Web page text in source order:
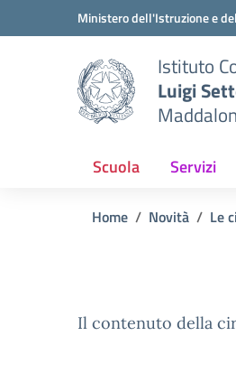
Vai ai contenuti
Vai al menu di navigazione
Ministero dell'Istruzione e
Istituto
Luigi
Scuola Servizi
Home Novità Le
Il contenuto della